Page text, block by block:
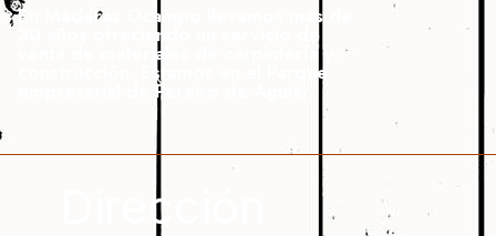
En Maderas Ocampo llevamos mas de
30 años ofreciendo un servicio de
venta de materiales de carpintería y
construcción. Estamos en el Parque
empresarial de Pereiro de Aguiar.
Dirección